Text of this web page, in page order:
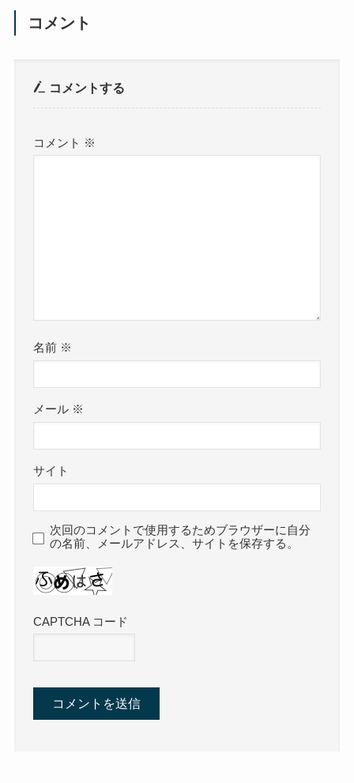
コメント
コメントする
コメント ※
名前 ※
メール ※
サイト
次回のコメントで使用するためブラウザーに自分
の名前、メールアドレス、サイトを保存する。
CAPTCHA コード